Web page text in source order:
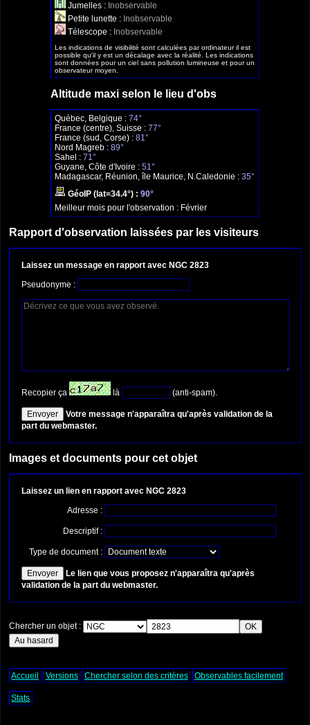
Jumelles : Inobservable
Petite lunette : Inobservable
Télescope : Inobservable
Les indications de visibilité sont calculées par ordinateur il est
possible qu'il y est un décalage avec la réalité. Les indications
sont données pour un ciel sans pollution lumineuse et pour un
observateur moyen.
Altitude maxi selon le lieu d'obs
Québec, Belgique : 74°
France (centre), Suisse : 77°
France (sud, Corse) : 81°
Nord Magreb : 89°
Sahel : 71°
Guyane, Côte d'Ivoire : 51°
Madagascar, Réunion, île Maurice, N.Caledonie : 35°
GéoIP (lat=34.4°) : 90°
Meilleur mois pour l'observation : Février
Rapport d'observation laissées par les visiteurs
Laissez un message en rapport avec NGC 2823
Pseudonyme :
Recopier ça là (anti-spam).
Votre message n'apparaîtra qu'après validation de la
part du webmaster.
Images et documents pour cet objet
Laissez un lien en rapport avec NGC 2823
Adresse :
Descriptif :
Type de document :
Le lien que vous proposez n'apparaîtra qu'après
validation de la part du webmaster.
Chercher un objet :
Accueil Versions Chercher selon des critères Observables facilement
Stats